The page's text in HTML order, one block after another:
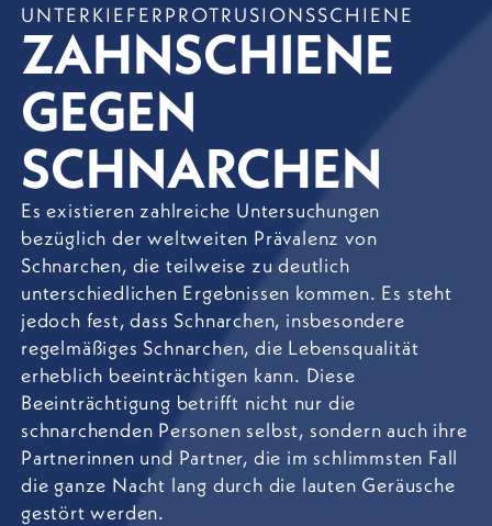
UNTERKIEFERPROTRUSIONSSCHIENE
ZAHNSCHIENE
GEGEN
SCHNARCHEN
Es existieren zahlreiche Untersuchungen
bezüglich der weltweiten Prävalenz von
Schnarchen, die teilweise zu deutlich
unterschiedlichen Ergebnissen kommen. Es steht
jedoch fest, dass Schnarchen, insbesondere
regelmäßiges Schnarchen, die Lebensqualität
erheblich beeinträchtigen kann. Diese
Beeinträchtigung betrifft nicht nur die
schnarchenden Personen selbst, sondern auch ihre
Partnerinnen und Partner, die im schlimmsten Fall
die ganze Nacht lang durch die lauten Geräusche
gestört werden.